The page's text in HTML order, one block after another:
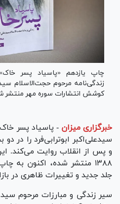
چاپ یازدهم «پاسیاد پسر
زندگی‌نامه مرحوم حجت‌الاسلام
کوشش انتشارات سوره مهر منتشر
خبرگزاری میزان - پاسیاد پسر
سیدعلی‌اکبر ابوترابی‌فرد را در
و پس از انقلاب روایت می‌کند.
۱۳۸۸ منتشر شده، اکنون به
جلد جدید و تغییرات ظاهری در
سیر زندگی و مبارزات مرحوم